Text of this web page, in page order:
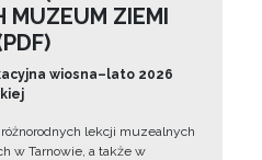
MUZEUM ZIEMI
wiosna–lato 2026
lekcji muzealnych
w Tarnowie, a także w